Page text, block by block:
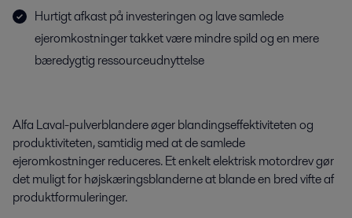
Hurtigt afkast på investeringen og lave samlede
ejeromkostninger takket være mindre spild og en mere
bæredygtig ressourceudnyttelse
Alfa Laval-pulverblandere øger blandingseffektiviteten og
produktiviteten, samtidig med at de samlede
ejeromkostninger reduceres. Et enkelt elektrisk motordrev gør
det muligt for højskæringsblanderne at blande en bred vifte af
produktformuleringer.